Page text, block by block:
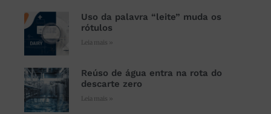
Uso da palavra “leite” muda os
rótulos
Leia mais »
Reúso de água entra na rota do
descarte zero
Leia mais »